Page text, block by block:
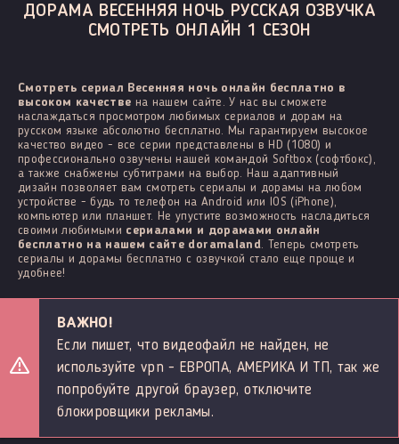
ДОРАМА ВЕСЕННЯЯ НОЧЬ РУССКАЯ ОЗВУЧКА
СМОТРЕТЬ ОНЛАЙН 1 СЕЗОН
Смотреть сериал Весенняя ночь онлайн бесплатно в
высоком качестве на нашем сайте. У нас вы сможете
наслаждаться просмотром любимых сериалов и дорам на
русском языке абсолютно бесплатно. Мы гарантируем высокое
качество видео - все серии представлены в HD (1080) и
профессионально озвучены нашей командой Softbox (софтбокс),
а также снабжены субтитрами на выбор. Наш адаптивный
дизайн позволяет вам смотреть сериалы и дорамы на любом
устройстве - будь то телефон на Android или IOS (iPhone),
компьютер или планшет. Не упустите возможность насладиться
своими любимыми сериалами и дорамами онлайн
бесплатно на нашем сайте doramaland . Теперь смотреть
сериалы и дорамы бесплатно с озвучкой стало еще проще и
удобнее!
ВАЖНО!
Если пишет, что видеофайл не найден, не
используйте vpn - ЕВРОПА, АМЕРИКА И ТП, так же
попробуйте другой браузер, отключите
блокировщики рекламы.